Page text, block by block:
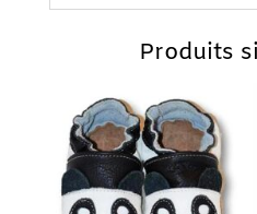
Produits